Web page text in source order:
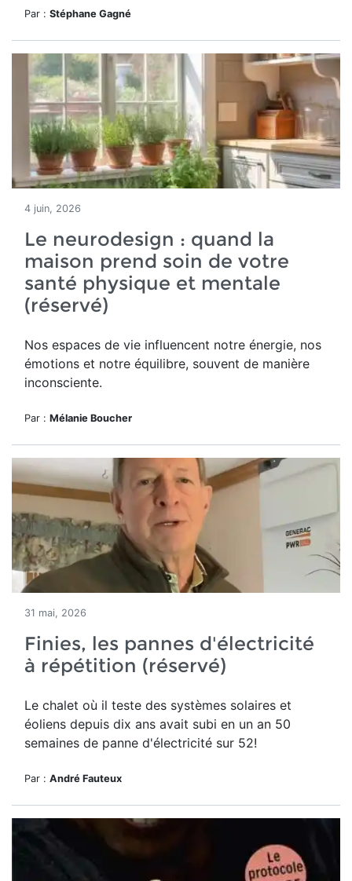
Par : Stéphane Gagné
4 juin, 2026
Le neurodesign : quand la
maison prend soin de votre
santé physique et mentale
(réservé)
Nos espaces de vie influencent notre énergie, nos
émotions et notre équilibre, souvent de manière
inconsciente.
Par : Mélanie Boucher
31 mai, 2026
Finies, les pannes d'électricité
à répétition (réservé)
Le chalet où il teste des systèmes solaires et
éoliens depuis dix ans avait subi en un an 50
semaines de panne d'électricité sur 52!
Par : André Fauteux